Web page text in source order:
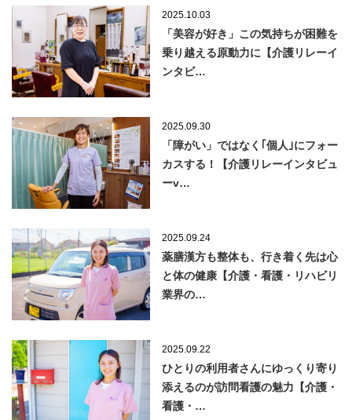
2025.10.03
「美容が好き」この気持ちが困難を
乗り越える原動力に【介護リレーイ
ンタビ…
2025.09.30
「障がい」ではなく｢個人｣にフォー
カスする！【介護リレーインタビュ
ーv…
2025.09.24
薬膳漢方も整体も、行き着く先は心
と体の健康【介護・看護・リハビリ
業界の…
2025.09.22
ひとりの利用者さんにゆっくり寄り
添えるのが訪問看護の魅力【介護・
看護・…